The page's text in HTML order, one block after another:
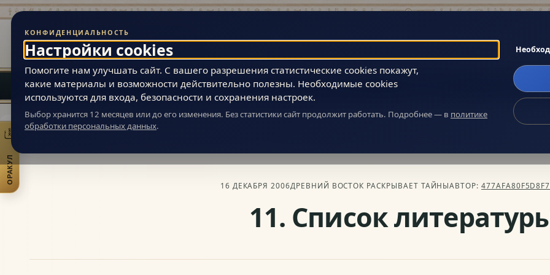
Живая Эзотерика
МАГИЯ ВНУТРЕННЕЙ ВСЕЛЕННОЙ ЧЕЛОВЕКА
Главное Сообщество О нас
ОРАКУЛОткрыть практики
Живая Эзотерика»Статьи»Восток (йога, философия, религия, ..)
16 ДЕКАБРЯ 2006ДРЕВНИЙ ВОСТОК РАСКРЫВАЕТ ТАЙНЫАВТОР:
11. Список
КОНФИДЕНЦИАЛЬНОСТЬ
Настройки cookies
Помогите нам улучшать сайт. С вашего разрешения статистические cookies покажут,
какие материалы и возможности действительно полезны. Необходимые cookies
используются для входа, безопасности и сохранения настроек.
Выбор хранится 12 месяцев или до его изменения. Без статистики сайт продолжит работать. Подробнее — в политике
обработки персональных данных.